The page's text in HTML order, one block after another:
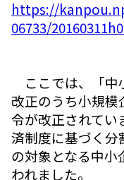
https://
06733/
ここでは、「中
改正のうち小規模
令が改正されてい
済制度に基づく分
の対象となる中
われました。